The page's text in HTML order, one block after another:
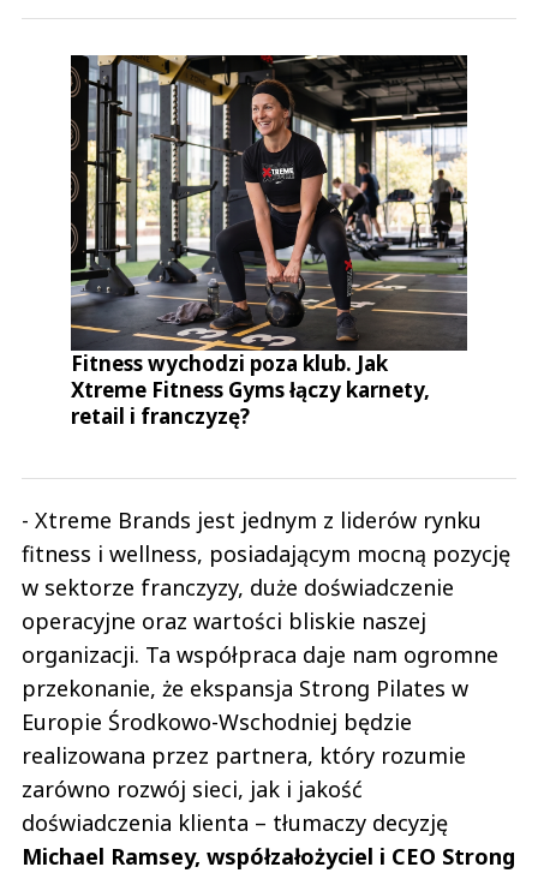
Fitness wychodzi poza klub. Jak
Xtreme Fitness Gyms łączy karnety,
retail i franczyzę?
- Xtreme Brands jest jednym z liderów rynku
fitness i wellness, posiadającym mocną pozycję
w sektorze franczyzy, duże doświadczenie
operacyjne oraz wartości bliskie naszej
organizacji. Ta współpraca daje nam ogromne
przekonanie, że ekspansja Strong Pilates w
Europie Środkowo-Wschodniej będzie
realizowana przez partnera, który rozumie
zarówno rozwój sieci, jak i jakość
doświadczenia klienta – tłumaczy decyzję
Michael Ramsey, współzałożyciel i CEO Strong